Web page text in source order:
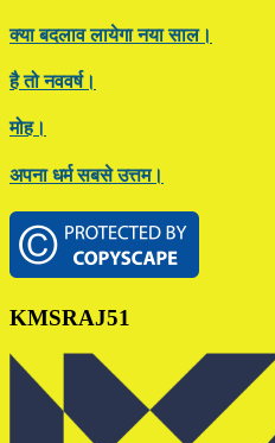
क्या बदलाव लायेगा नया साल।
है तो नववर्ष।
मोह।
अपना धर्म सबसे उत्तम।
Footer
KMSRAJ51